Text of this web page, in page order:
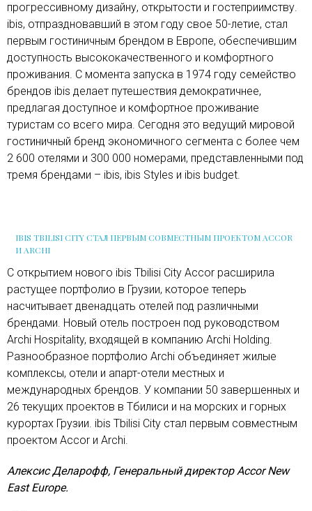
прогрессивному дизайну, открытости и гостеприимству.
ibis, отпраздновавший в этом году свое 50-летие, стал
первым гостиничным брендом в Европе, обеспечившим
доступность высококачественного и комфортного
проживания. С момента запуска в 1974 году семейство
брендов ibis делает путешествия демократичнее,
предлагая доступное и комфортное проживание
туристам со всего мира. Сегодня это ведущий мировой
гостиничный бренд экономичного сегмента с более чем
2 600 отелями и 300 000 номерами, представленными под
тремя брендами – ibis, ibis Styles и ibis budget.
IBIS TBILISI CITY СТАЛ ПЕРВЫМ СОВМЕСТНЫМ ПРОЕКТОМ ACCOR
И ARCHI
С открытием нового ibis Tbilisi City Accor расширила
растущее портфолио в Грузии, которое теперь
насчитывает двенадцать отелей под различными
брендами. Новый отель построен под руководством
Archi Hospitality, входящей в компанию Archi Holding.
Разнообразное портфолио Archi объединяет жилые
комплексы, отели и апарт-отели местных и
международных брендов. У компании 50 завершенных и
26 текущих проектов в Тбилиси и на морских и горных
курортах Грузии. ibis Tbilisi City стал первым совместным
проектом Accor и Archi.
Алексис Деларофф, Генеральный директор Accor New
East Europe.